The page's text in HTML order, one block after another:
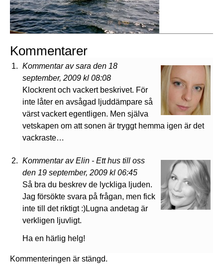
Kommentarer
Kommentar av sara den 18
september, 2009 kl 08:08
Klockrent och vackert beskrivet. För
inte låter en avsågad ljuddämpare så
värst vackert egentligen. Men själva
vetskapen om att sonen är tryggt hemma igen är det
vackraste…
Kommentar av Elin - Ett hus till oss
den 19 september, 2009 kl 06:45
Så bra du beskrev de lyckliga ljuden.
Jag försökte svara på frågan, men fick
inte till det riktigt :)Lugna andetag är
verkligen ljuvligt.
Ha en härlig helg!
Kommenteringen är stängd.